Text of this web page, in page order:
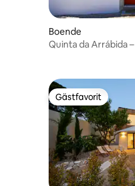
Boende
Quinta da Arrábida
Gästfavorit
Gästfavorit